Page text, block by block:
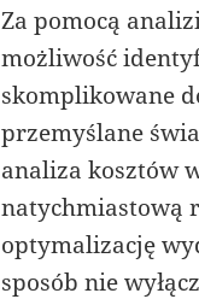
Za pomocą
możliwość
skomplikowane
przemyślane
analiza kosztów
natychmiastową
optymalizację
sposób nie